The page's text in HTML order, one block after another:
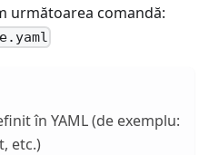
următoarea comandă:
în YAML (de exemplu:
etc.)